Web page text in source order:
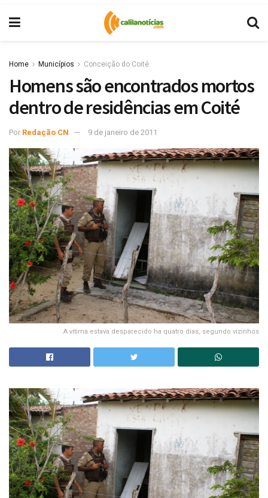
Home Municípios Conceição do Coité
Homens são encontrados mortos
dentro de residências em Coité
Por Redação CN 9 de janeiro de 2011
A vítima estava desparecido ha quatro dias, segundo vizinhos